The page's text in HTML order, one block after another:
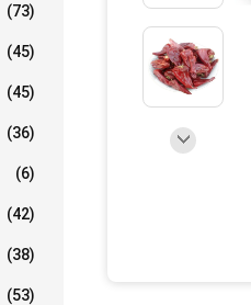
(73)
(45)
(45)
(36)
(6)
(42)
(38)
(53)